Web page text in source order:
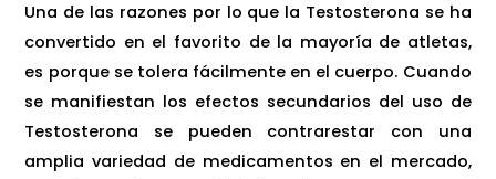
Una de las razones por lo que la Testosterona se ha
convertido en el favorito de la mayoría de atletas,
es porque se tolera fácilmente en el cuerpo. Cuando
se manifiestan los efectos secundarios del uso de
Testosterona se pueden contrarestar con una
amplia variedad de medicamentos en el mercado,